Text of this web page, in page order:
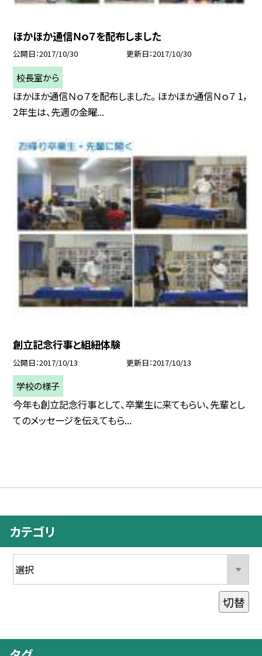
ほかほか通信Ｎｏ７を配布しました
公開日 2017/10/30 更新日 2017/10/30
校長室から
ほかほか通信Ｎｏ７を配布しました。 ほかほか通信Ｎｏ７ 1，
2年生は、先週の金曜...
創立記念行事と組紐体験
公開日 2017/10/13 更新日 2017/10/13
学校の様子
今年も創立記念行事として、卒業生に来てもらい、先輩とし
てのメッセージを伝えてもら...
カテゴリ
切替